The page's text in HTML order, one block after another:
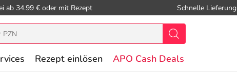
ab 34.99 € oder mit Rezept Schnelle Lieferung
Rezept einlösen APO Cash Deals